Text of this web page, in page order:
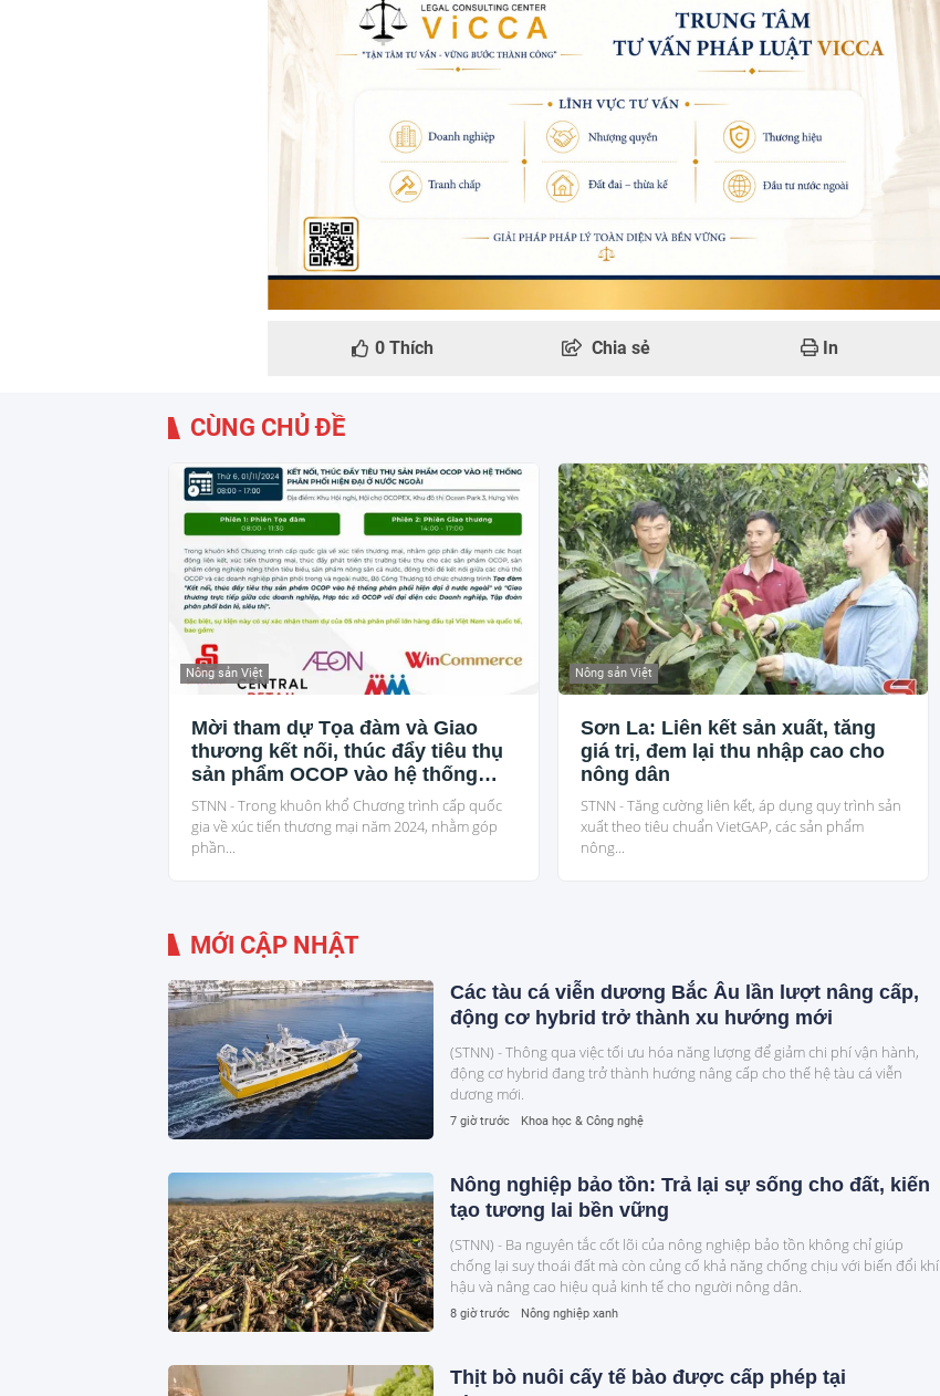
0Thích Chia sẻ In
CÙNG CHỦ ĐỀ
Nông sản Việt
Mời tham dự Tọa đàm và Giao
thương kết nối, thúc đẩy tiêu thụ
sản phẩm OCOP vào hệ thống
phân phối hiện đại ở nước ngoài
STNN - Trong khuôn khổ Chương trình cấp quốc
gia về xúc tiến thương mại năm 2024, nhằm góp
phần...
Nông sản Việt
Sơn La: Liên kết sản xuất, tăng
giá trị, đem lại thu nhập cao cho
nông dân
STNN - Tăng cường liên kết, áp dụng quy trình sản
xuất theo tiêu chuẩn VietGAP, các sản phẩm
nông...
MỚI CẬP NHẬT
Các tàu cá viễn dương Bắc Âu lần lượt nâng cấp,
động cơ hybrid trở thành xu hướng mới
(STNN) - Thông qua việc tối ưu hóa năng lượng để giảm chi phí vận hành,
động cơ hybrid đang trở thành hướng nâng cấp cho thế hệ tàu cá viễn
dương mới.
7 giờ trước Khoa học & Công nghệ
Nông nghiệp bảo tồn: Trả lại sự sống cho đất, kiến
tạo tương lai bền vững
(STNN) - Ba nguyên tắc cốt lõi của nông nghiệp bảo tồn không chỉ giúp
chống lại suy thoái đất mà còn củng cố khả năng chống chịu với biến đổi khí
hậu và nâng cao hiệu quả kinh tế cho người nông dân.
8 giờ trước Nông nghiệp xanh
Thịt bò nuôi cấy tế bào được cấp phép tại